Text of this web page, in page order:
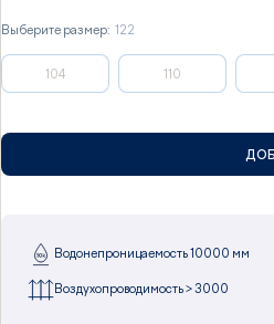
Выберите размер: 122
104 110
Водонепроницаемость 10000 мм
Воздухопроводимость > 3000